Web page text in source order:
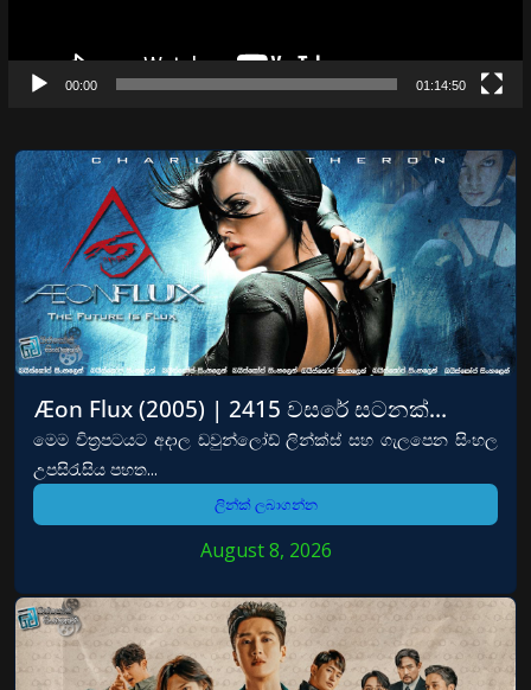
00:00 01:14:50
Æon Flux (2005) | 2415 වසරේ සටනක්…
මෙම චිත්‍රපටයට අදාල ඩවුන්ලෝඩ් ලින්ක්ස් සහ ගැලපෙන සිංහල
උපසිරැසිය පහත...
ලින්ක් ලබාගන්න
August 8, 2026